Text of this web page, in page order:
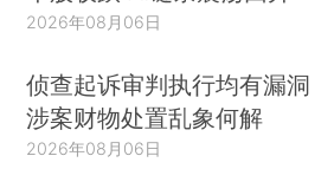
2026年08月06日
侦查起诉审判执行均有漏洞
涉案财物处置乱象何解
2026年08月06日